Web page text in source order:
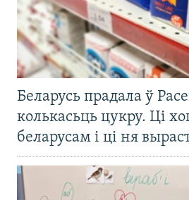
Беларусь прадала ў
колькасьць цукру. Ці
беларусам і ці ня